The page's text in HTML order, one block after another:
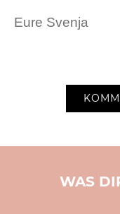
Eure Svenja
WAS